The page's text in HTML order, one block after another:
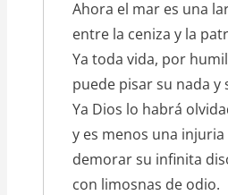
Ahora el mar es una
entre la ceniza y la
Ya toda vida, por
puede pisar su nada y
Ya Dios lo habrá
y es menos una
demorar su infinita
con limosnas de odio.